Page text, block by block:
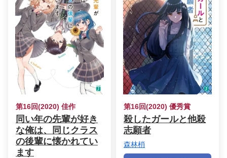
第16回(2020) 佳作
同い年の先輩が好き
な俺は、同じクラス
の後輩に懐かれてい
ます
第16回(2020) 優秀賞
殺したガールと他殺
志願者
森林梢